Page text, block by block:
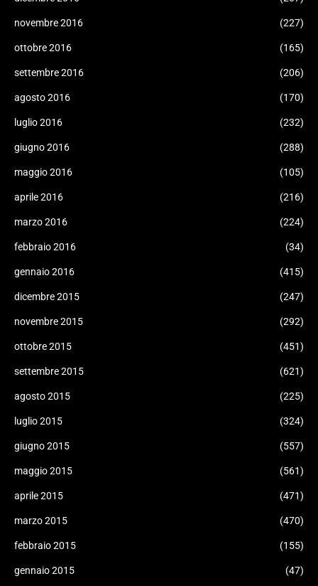
novembre 2016 (227)
ottobre 2016 (165)
settembre 2016 (206)
agosto 2016 (170)
luglio 2016 (232)
giugno 2016 (288)
maggio 2016 (105)
aprile 2016 (216)
marzo 2016 (224)
febbraio 2016 (34)
gennaio 2016 (415)
dicembre 2015 (247)
novembre 2015 (292)
ottobre 2015 (451)
settembre 2015 (621)
agosto 2015 (225)
luglio 2015 (324)
giugno 2015 (557)
maggio 2015 (561)
aprile 2015 (471)
marzo 2015 (470)
febbraio 2015 (155)
gennaio 2015 (47)